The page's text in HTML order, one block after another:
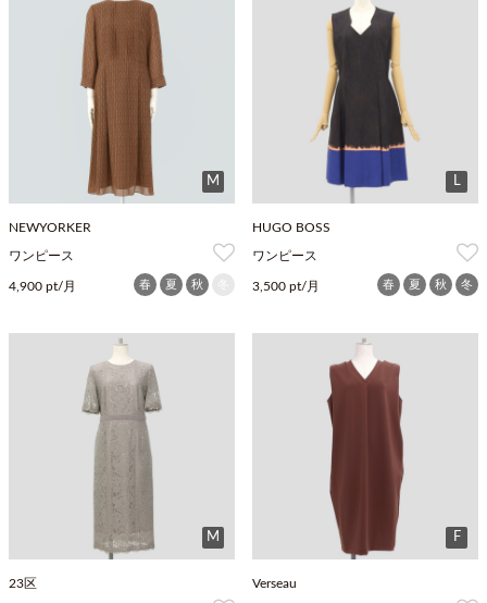
M
NEWYORKER
ワンピース
4,900 pt/月 春 夏 秋
L
HUGO BOSS
ワンピース
3,500 pt/月 春 夏 秋 冬
M
23区
F
Verseau